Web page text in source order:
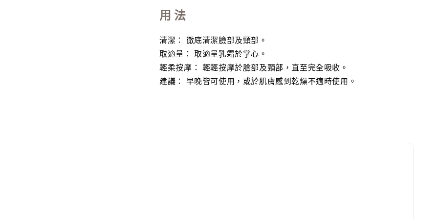
用 法
清潔： 徹底清潔臉部及頸部。
取適量： 取適量乳霜於掌心。
輕柔按摩： 輕輕按摩於臉部及頸部，直至完全吸收。
建議： 早晚皆可使用，或於肌膚感到乾燥不適時使用。